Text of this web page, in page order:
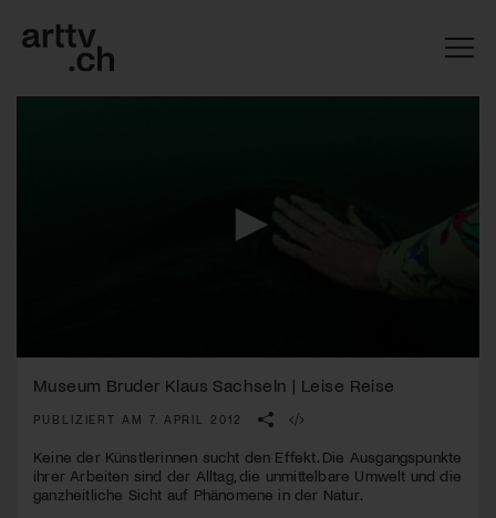
seconds
51
seconds
Museum Bruder Klaus Sachseln | Leise Reise
PUBLIZIERT AM 7. APRIL 2012
Keine der Künstlerinnen sucht den Effekt. Die Ausgangspunkte
ihrer Arbeiten sind der Alltag, die unmittelbare Umwelt und die
ganzheitliche Sicht auf Phänomene in der Natur.
Mach mit: «Be Part of the Art»!
Engagiere dich als Kulturliebhaber:in, Kulturschaffende(r) oder
Mit deiner Mitgliedschaft erhältst du kostenlosen Zugang zu
diversen Kulturevents.